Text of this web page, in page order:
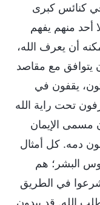
كنائس كبرى
أحد منهم يفهم
أن يعرف الله،
مع مقاصد
يقفون في
تحت راية الله
مسمى الإيمان
دمه. كل أمثال
البشر؛ هم
في الطريق
الله. قد يبدون